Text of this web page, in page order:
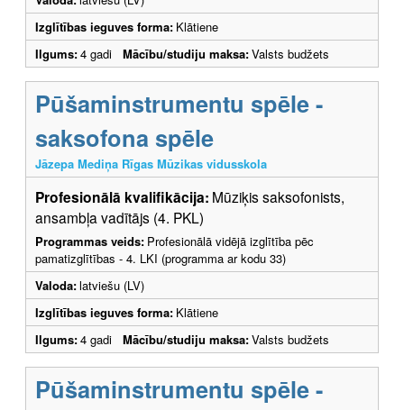
Izglītības ieguves forma: Klātiene
Ilgums:4 gadi Mācību/studiju maksa:Valsts budžets
Pūšaminstrumentu spēle -
saksofona spēle
Jāzepa Mediņa Rīgas Mūzikas vidusskola
Profesionālā kvalifikācija: Mūziķis saksofonists,
ansambļa vadītājs (4. PKL)
Programmas veids: Profesionālā vidējā izglītība pēc
pamatizglītības - 4. LKI (programma ar kodu 33)
Valoda:latviešu (LV)
Izglītības ieguves forma: Klātiene
Ilgums:4 gadi Mācību/studiju maksa:Valsts budžets
Pūšaminstrumentu spēle -